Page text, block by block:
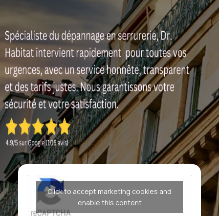
Click to accept marketing cookies and
enable this content